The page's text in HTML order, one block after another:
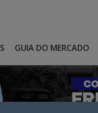
GUIA DO MERCADO